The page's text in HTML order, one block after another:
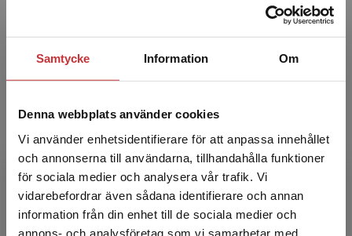
Samtycke Information Om
Denna webbplats använder cookies
Vi använder enhetsidentifierare för att anpassa innehållet
och annonserna till användarna, tillhandahålla funktioner
för sociala medier och analysera vår trafik. Vi
vidarebefordrar även sådana identifierare och annan
information från din enhet till de sociala medier och
annons- och analysföretag som vi samarbetar med.
Begränsad fraktregion
Högskolan i Gävle. Hon har under många år
Fredrik Lindstrand
Fredrik Lindstrand är fil.dr och arbetar som